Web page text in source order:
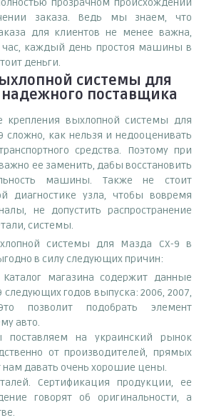
прозрачном происхождении
заказа. Ведь мы знаем, что
для клиентов не менее важна,
каждый день простоя машины в
деньги.
системы для
надежного поставщика
крепления выхлопной системы для
сложно, как нельзя и недооценивать
средства. Поэтому при
ее заменить, дабы восстановить
машины. Также не стоит
диагностике узла, чтобы вовремя
не допустить распространение
системы.
системы для Мазда СХ-9 в
в силу следующих причин:
магазина содержит данные
следующих годов выпуска: 2006, 2007,
позволит подобрать элемент
авто.
на украинский рынок
от производителей, прямых
нам давать очень хорошие цены.
Сертификация продукции, ее
говорят об оригинальности, а